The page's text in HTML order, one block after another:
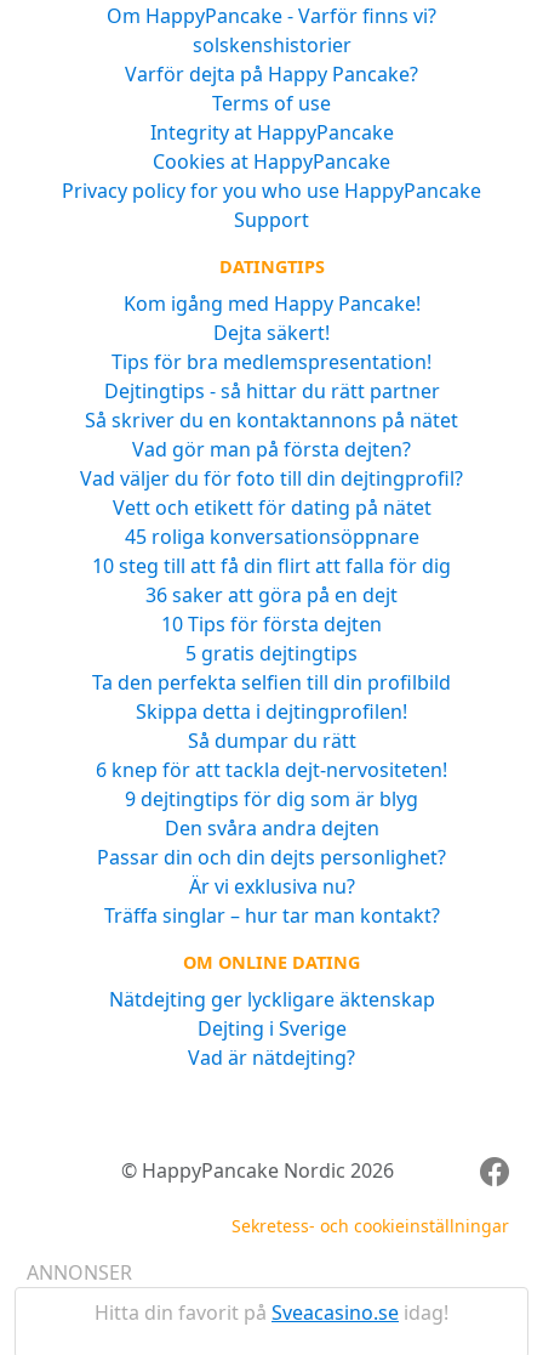
Om HappyPancake - Varför finns vi?
solskenshistorier
Varför dejta på Happy Pancake?
Terms of use
Integrity at HappyPancake
Cookies at HappyPancake
Privacy policy for you who use HappyPancake
Support
DATINGTIPS
Kom igång med Happy Pancake!
Dejta säkert!
Tips för bra medlemspresentation!
Dejtingtips - så hittar du rätt partner
Så skriver du en kontaktannons på nätet
Vad gör man på första dejten?
Vad väljer du för foto till din dejtingprofil?
Vett och etikett för dating på nätet
45 roliga konversationsöppnare
10 steg till att få din flirt att falla för dig
36 saker att göra på en dejt
10 Tips för första dejten
5 gratis dejtingtips
Ta den perfekta selfien till din profilbild
Skippa detta i dejtingprofilen!
Så dumpar du rätt
6 knep för att tackla dejt-nervositeten!
9 dejtingtips för dig som är blyg
Den svåra andra dejten
Passar din och din dejts personlighet?
Är vi exklusiva nu?
Träffa singlar – hur tar man kontakt?
OM ONLINE DATING
Nätdejting ger lyckligare äktenskap
Dejting i Sverige
Vad är nätdejting?
© HappyPancake Nordic 2026
Sekretess- och cookieinställningar
ANNONSER
Hitta din favorit på Sveacasino.se idag!